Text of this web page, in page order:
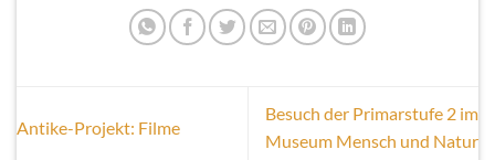
Antike-Projekt: Filme
Besuch der Primarstufe 2 im
Museum Mensch und Natur